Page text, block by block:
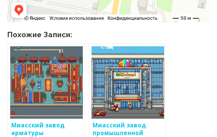
Похожие Записи:
Миасский завод
арматуры
Миасский завод
промышленной